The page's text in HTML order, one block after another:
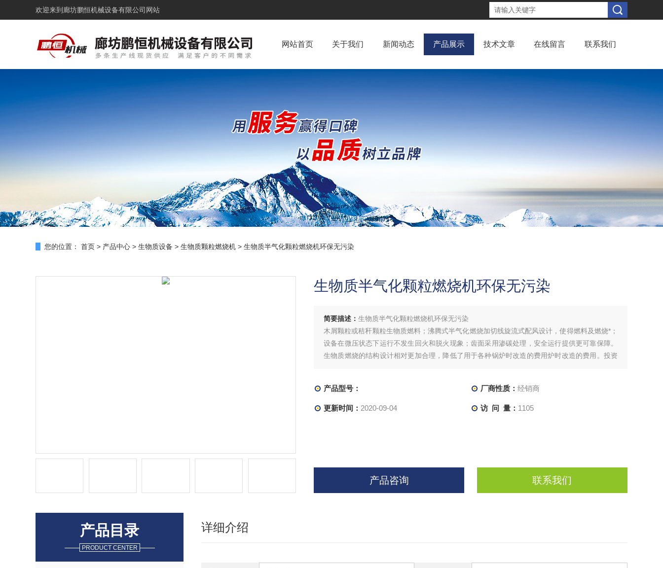
欢迎来到 廊坊鹏恒机械设备有限公司网站
网站首页 关于我们 新闻动态 产品展示 技术文章 在线留言 联系我们
您的位置： 首页 > 产品中心 > 生物质设备 > 生物质颗粒燃烧机 > 生物质半气化颗粒燃烧机环保无污染
生物质半气化颗粒燃烧机环保无污染
简要描述： 生物质半气化颗粒燃烧机环保无污染
木屑颗粒或秸秆颗粒生物质燃料；沸腾式半气化燃烧加切线旋流式配风设计，使得燃料及燃烧*；
设备在微压状态下运行不发生回火和脱火现象；齿面采用渗碳处理，安全运行提供更可靠保障。
生物质燃烧的结构设计相对更加合理，降低了用于各种锅炉时改造的费用炉时改造的费用。投资
产品型号： 厂商性质： 经销商
更新时间： 2020-09-04 访 问 量： 1105
产品咨询 联系我们
产品目录
PRODUCT CENTER
详细介绍